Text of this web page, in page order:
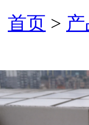
首页 >